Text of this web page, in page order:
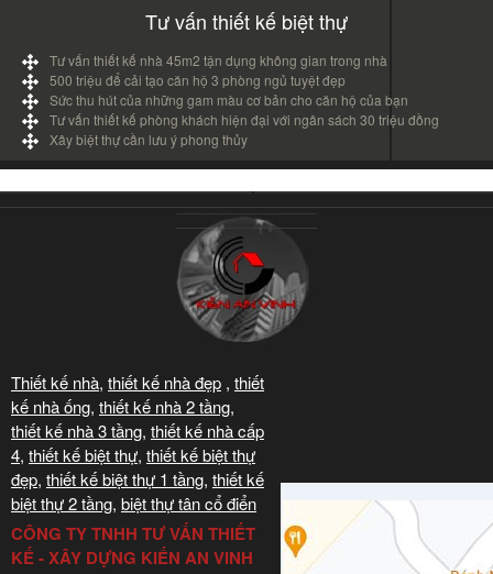
Tư vấn thiết kế biệt thự
Tư vấn thiết kế nhà 45m2 tận dụng không gian trong nhà
500 triệu để cải tạo căn hộ 3 phòng ngủ tuyệt đẹp
Sức thu hút của những gam màu cơ bản cho căn hộ của bạn
Tư vấn thiết kế phòng khách hiện đại với ngân sách 30 triệu đồng
Xây biệt thự cần lưu ý phong thủy
Thiết kế nhà, thiết kế nhà đẹp , thiết
kế nhà ống, thiết kế nhà 2 tầng,
thiết kế nhà 3 tầng, thiết kế nhà cấp
4, thiết kế biệt thự, thiết kế biệt thự
đẹp, thiết kế biệt thự 1 tầng, thiết kế
biệt thự 2 tầng, biệt thự tân cổ điển
CÔNG TY TNHH TƯ VẤN THIẾT
KẾ - XÂY DỰNG KIẾN AN VINH